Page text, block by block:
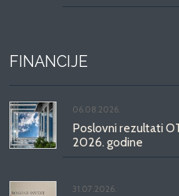
FINANCIJE
06.08.2026.
Poslovni rezultati
2026. godine
31.07.2026.